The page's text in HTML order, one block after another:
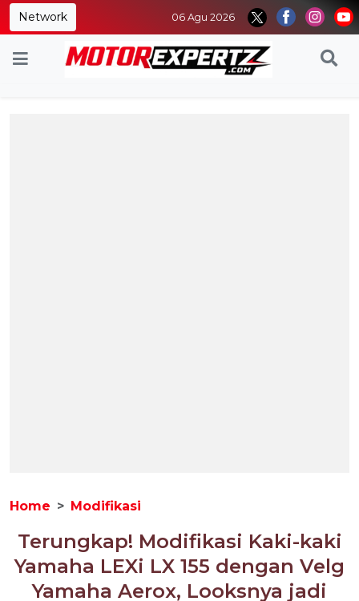
Network 06 Agu 2026
Home Modifikasi
Terungkap! Modifikasi Kaki-kaki
Yamaha LEXi LX 155 dengan Velg
Yamaha Aerox, Looksnya jadi